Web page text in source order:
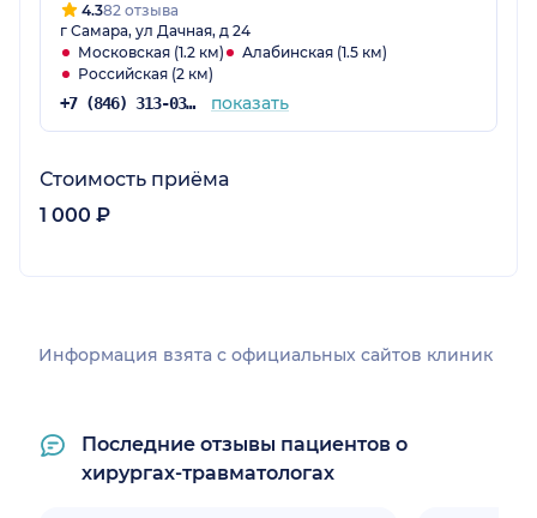
4.382 отзыва
г Самара, ул Дачная, д 24
Московская (1.2 км)
Алабинская (1.5 км)
Российская (2 км)
+7 (846) 313-03-03 показать
Стоимость приёма
1 000 ₽
Информация взята c официальных сайтов клиник
Последние отзывы пациентов о
хирургах-травматологах